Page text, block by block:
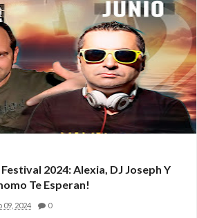
2024: Alexia, DJ Joseph Y
Te Esperan!
09, 2024 0